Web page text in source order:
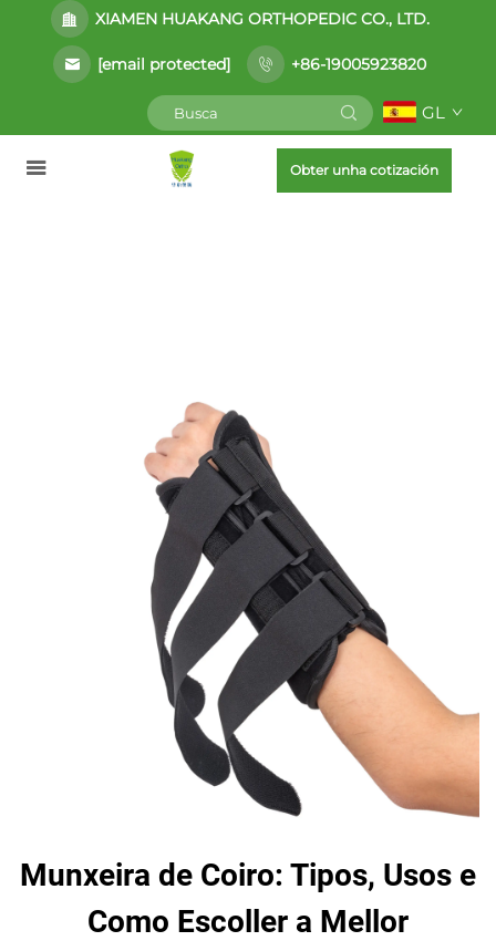
XIAMEN HUAKANG ORTHOPEDIC CO., LTD.
[email protected] +86-19005923820
GL
Obter unha cotización
Munxeira de Coiro: Tipos, Usos e
Como Escoller a Mellor